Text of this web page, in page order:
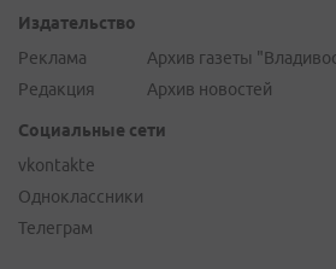
Издательство
Реклама
Редакция
Архив газеты
Архив новостей
Социальные сети
vkontakte
Одноклассники
Телеграм